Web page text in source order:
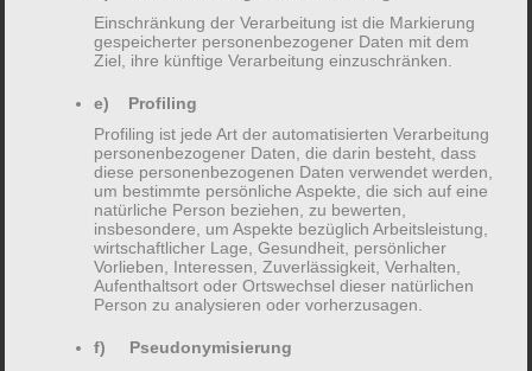
Störungen eine gute Wahl sein:
Depressionen
Anpassungsstörungen
Ängste
Zwangserkrankungen
Suchterkrankungen
Posttraumatische Belastungsstörungen
Erschöpfungszustände – Burnout
Ablauf einer Behandlung
Einschränkung der Verarbeitung ist die Markierung
gespeicherter personenbezogener Daten mit dem
Ziel, ihre künftige Verarbeitung einzuschränken.
e) Profiling
Profiling ist jede Art der automatisierten Verarbeitung
personenbezogener Daten, die darin besteht, dass
diese personenbezogenen Daten verwendet werden,
um bestimmte persönliche Aspekte, die sich auf eine
natürliche Person beziehen, zu bewerten,
insbesondere, um Aspekte bezüglich Arbeitsleistung,
wirtschaftlicher Lage, Gesundheit, persönlicher
Vorlieben, Interessen, Zuverlässigkeit, Verhalten,
Aufenthaltsort oder Ortswechsel dieser natürlichen
Person zu analysieren oder vorherzusagen.
f) Pseudonymisierung